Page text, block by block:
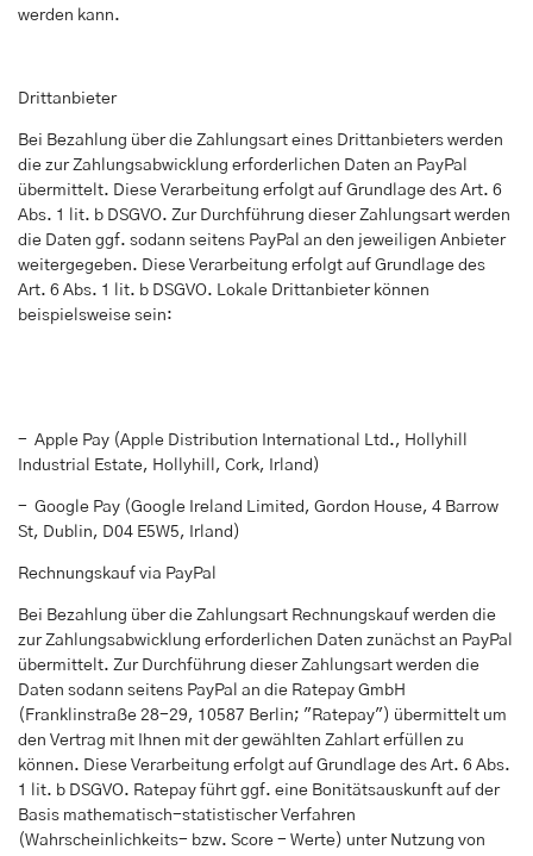
werden kann.
Drittanbieter
Bei Bezahlung über die Zahlungsart eines Drittanbieters werden
die zur Zahlungsabwicklung erforderlichen Daten an PayPal
übermittelt. Diese Verarbeitung erfolgt auf Grundlage des Art. 6
Abs. 1 lit. b DSGVO. Zur Durchführung dieser Zahlungsart werden
die Daten ggf. sodann seitens PayPal an den jeweiligen Anbieter
weitergegeben. Diese Verarbeitung erfolgt auf Grundlage des
Art. 6 Abs. 1 lit. b DSGVO. Lokale Drittanbieter können
beispielsweise sein:
- Apple Pay (Apple Distribution International Ltd., Hollyhill
Industrial Estate, Hollyhill, Cork, Irland)
- Google Pay (Google Ireland Limited, Gordon House, 4 Barrow
St, Dublin, D04 E5W5, Irland)
Rechnungskauf via PayPal
Bei Bezahlung über die Zahlungsart Rechnungskauf werden die
zur Zahlungsabwicklung erforderlichen Daten zunächst an PayPal
übermittelt. Zur Durchführung dieser Zahlungsart werden die
Daten sodann seitens PayPal an die Ratepay GmbH
(Franklinstraße 28-29, 10587 Berlin; "Ratepay") übermittelt um
den Vertrag mit Ihnen mit der gewählten Zahlart erfüllen zu
können. Diese Verarbeitung erfolgt auf Grundlage des Art. 6 Abs.
1 lit. b DSGVO. Ratepay führt ggf. eine Bonitätsauskunft auf der
Basis mathematisch-statistischer Verfahren
(Wahrscheinlichkeits- bzw. Score - Werte) unter Nutzung von